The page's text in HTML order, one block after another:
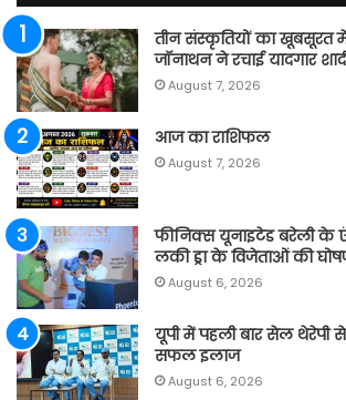
तीन संस्कृतियों का खूबसूरत
जॉनाथन ने रचाई यादगार
August 7, 2026
आज का राशिफल
August 7, 2026
फीनिक्स यूनाइटेड बरेली
लकी ड्रा के विजेताओं की
August 6, 2026
यूपी में पहली बार सेल थेरेपी से
सफल इलाज
August 6, 2026